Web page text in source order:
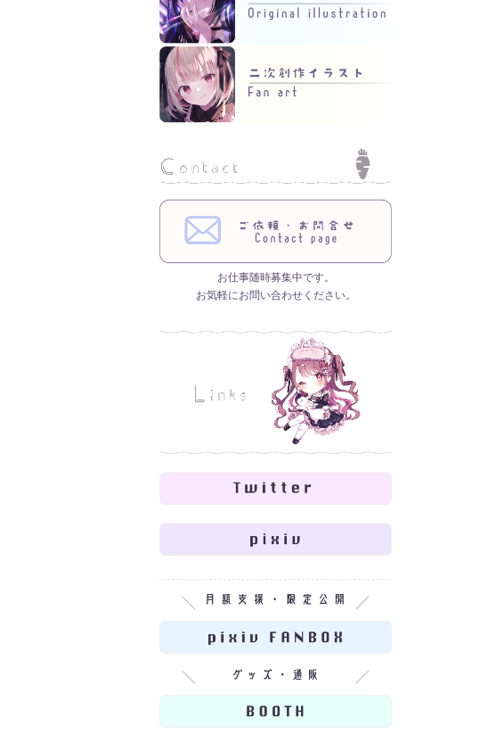
お仕事随時募集中です。
お気軽にお問い合わせください。